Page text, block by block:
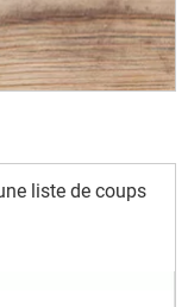
liste de coups